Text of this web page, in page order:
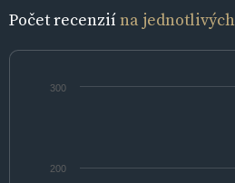
Počet recenziína
200
300